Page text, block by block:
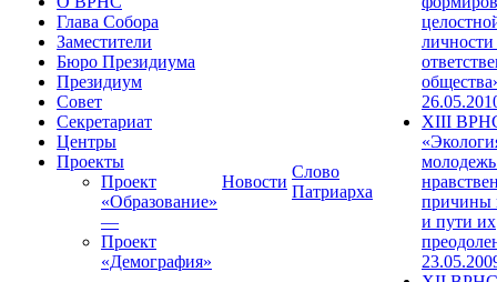
Глава Собора
Заместители
Бюро Президиума
Президиум
Совет
Секретариат
Центры
Проекты
Проект
«Образование»
—
Проект
«Демография»
Новости
Слово
Патриарха
XIII
причины
и пути их